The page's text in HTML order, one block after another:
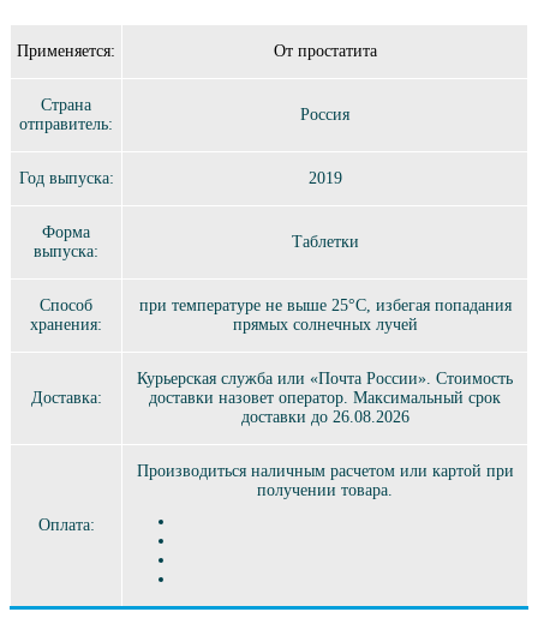
Применяется: От простатита
Страна
отправитель:
Россия
Год выпуска: 2019
Форма
выпуска:
Таблетки
Способ
хранения:
при температуре не выше 25°C, избегая попадания
прямых солнечных лучей
Доставка:
Курьерская служба или «Почта России». Стоимость
доставки назовет оператор. Максимальный срок
доставки до 26.08.2026
Оплата:
Производиться наличным расчетом или картой при
получении товара.